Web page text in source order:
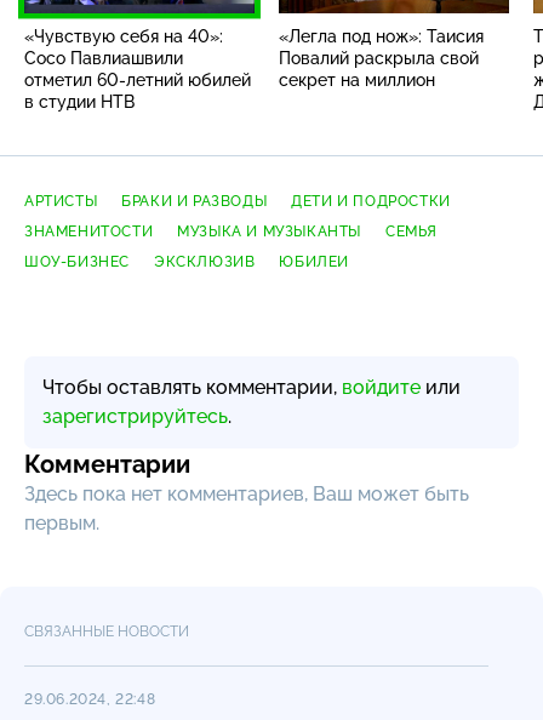
«Чувствую себя на 40»:
Сосо Павлиашвили
отметил 60-летний юбилей
в студии НТВ
«Легла под нож»: Таисия
Повалий раскрыла свой
секрет на миллион
АРТИСТЫ БРАКИ И РАЗВОДЫ
ДЕТИ И ПОДРОСТКИ
ЗНАМЕНИТОСТИ
МУЗЫКА И МУЗЫКАНТЫ
СЕМЬЯ
ШОУ-БИЗНЕС
ЭКСКЛЮЗИВ ЮБИЛЕИ
Чтобы оставлять комментарии, войдите или
зарегистрируйтесь.
Комментарии
Здесь пока нет комментариев, Ваш может быть
первым.
СВЯЗАННЫЕ НОВОСТИ
29.06.2024, 22:48